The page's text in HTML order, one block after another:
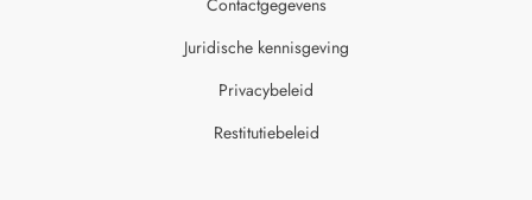
Contactgegevens
Juridische kennisgeving
Privacybeleid
Restitutiebeleid